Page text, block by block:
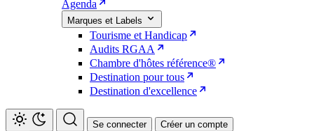
Agenda
Marques et Labels
Tourisme et Handicap
Audits RGAA
Chambre d'hôtes référence®
Destination pour tous
Destination d'excellence
Se connecter Créer un compte